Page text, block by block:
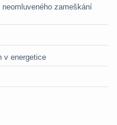
zameškání
v energetice